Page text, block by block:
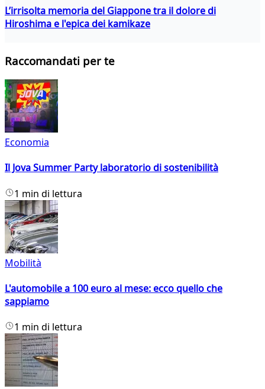
L’irrisolta memoria del Giappone tra il dolore di
Hiroshima e l'epica dei kamikaze
Raccomandati per te
Economia
Il Jova Summer Party laboratorio di sostenibilità
1 min di lettura
Mobilità
L'automobile a 100 euro al mese: ecco quello che
sappiamo
1 min di lettura